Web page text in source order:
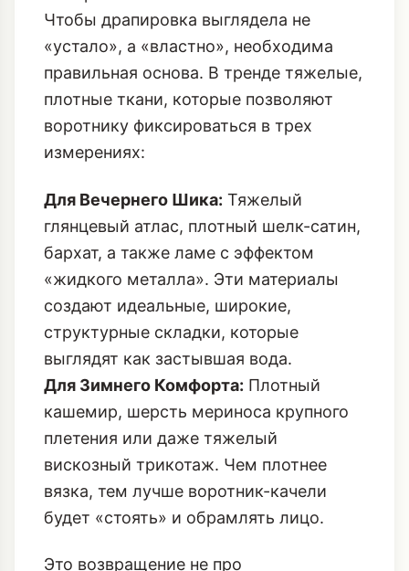
плотные ткани, которые позволяют
воротнику фиксироваться в трех
Для Вечернего Шика:Тяжелый
глянцевый атлас, плотный шелк-сатин,
бархат, а также ламе с эффектом
«жидкого металла». Эти материалы
создают идеальные, широкие,
структурные складки, которые
выглядят как застывшая вода.
вискозный трикотаж. Чем плотнее
будет «стоять» и обрамлять лицо.
Это возвращение не про
расслабленность, а про
контролируемую драму. Воротник-
качели становится фокусной точкой,